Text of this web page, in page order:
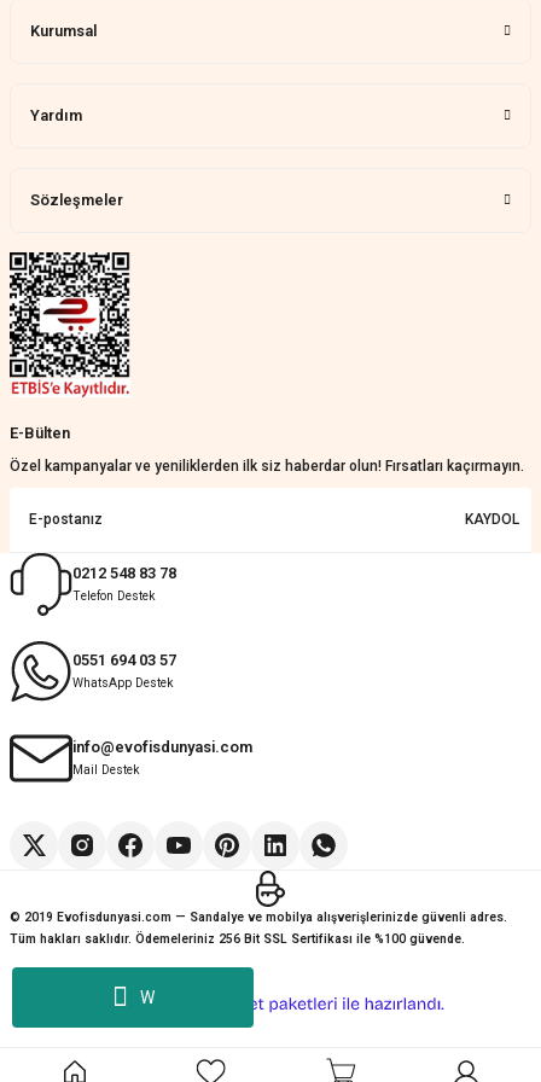
W
verirler, çok yardım ederler.
Teslim çok çabuk geldi. Montaj çok
Nathalie Prevost | 22/07/2026
Çok ilgililerdi
Merve Özen | 17/07/2026
KeRiM BeRBeR | 16/07/2026
Sorunsuz ve güvenilir
Muhammed Adsiz | 14/07/2026
Kolay
G... K... | 14/07/2026
Kurumsal
Yardım
Sözleşmeler
E-Bülten
Özel kampanyalar ve yeniliklerden ilk siz haberdar olun! Fırsatları kaçırmayın.
KAYDOL
0212 548 83 78
Telefon Destek
0551 694 03 57
WhatsApp Destek
info@evofisdunyasi.com
Mail Destek
© 2019 Evofisdunyasi.com — Sandalye ve mobilya alışverişlerinizde güvenli adres.
Tüm hakları saklıdır. Ödemeleriniz 256 Bit SSL Sertifikası ile %100 güvende.
e-